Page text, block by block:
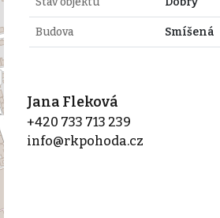
Budova Smíšená
Jana Fleková
+420 733 713 239
info@rkpohoda.cz